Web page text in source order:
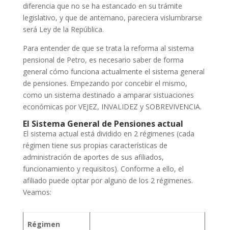
diferencia que no se ha estancado en su trámite
legislativo, y que de antemano, pareciera vislumbrarse
será Ley de la República.
Para entender de que se trata la reforma al sistema
pensional de Petro, es necesario saber de forma
general cómo funciona actualmente el sistema general
de pensiones. Empezando por concebir el mismo,
como un sistema destinado a amparar sistuaciones
económicas por VEJEZ, INVALIDEZ y SOBREVIVENCIA.
El Sistema General de Pensiones actual
El sistema actual está dividido en 2 régimenes (cada
régimen tiene sus propias características de
administración de aportes de sus afiliados,
funcionamiento y requisitos). Conforme a ello, el
afiliado puede optar por alguno de los 2 régimenes.
Veamos:
Régimen